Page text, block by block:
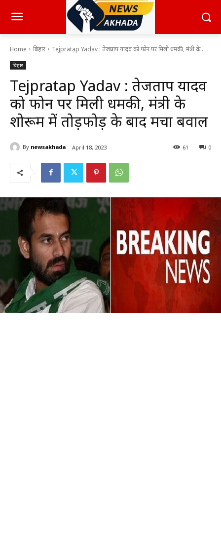
Home बिहार Tejpratap Yadav : तेजप्रताप यादव को फोन पर मिली धमकी, मंत्री के...
बिहार
Tejpratap Yadav : तेजप्रताप यादव
को फोन पर मिली धमकी, मंत्री के
शोरूम में तोड़फोड़ के बाद मचा बवाल
By newsakhada April 18, 2023 0
61